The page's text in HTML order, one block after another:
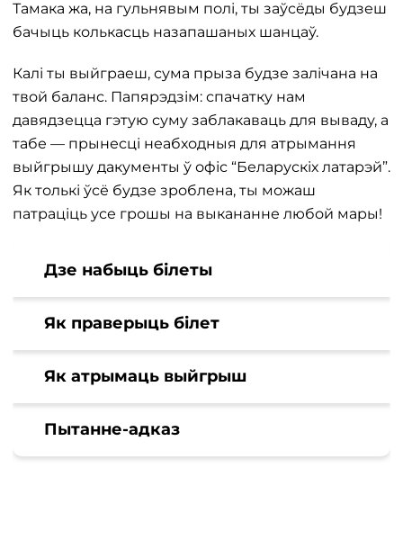
Тамака жа, на гульнявым полі, ты заўсёды будзеш
бачыць колькасць назапашаных шанцаў.
Калі ты выйграеш, сума прыза будзе залічана на
твой баланс. Папярэдзім: спачатку нам
давядзецца гэтую суму заблакаваць для вываду, а
табе — прынесці неабходныя для атрымання
выйгрышу дакументы ў офіс “Беларускіх латарэй”.
Як толькі ўсё будзе зроблена, ты можаш
патраціць усе грошы на выкананне любой мары!
Дзе набыць білеты
Як праверыць білет
Як атрымаць выйгрыш
Пытанне-адказ